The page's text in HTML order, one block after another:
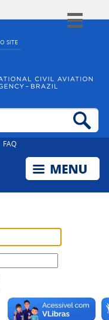
SITESimplifique!
Participe
Canais
FAQ